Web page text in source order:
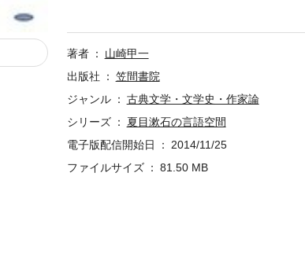
筆、”言葉”と”言葉”の照応から我々は何を感
著者
山崎甲一
出版社
笠間書院
ジャンル
古典文学・文学史・作家論
シリーズ
夏目漱石の言語空間
電子版配信開始日
2014/11/25
ファイルサイズ
81.50 MB